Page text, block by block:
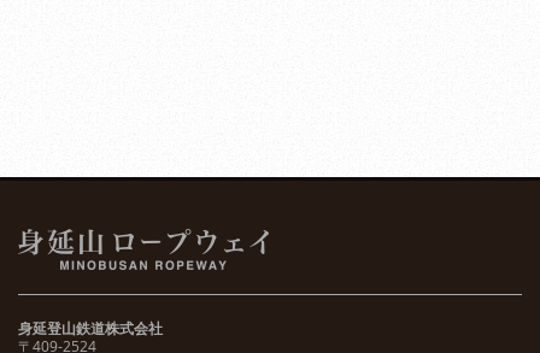
身延登山鉄道株式会社
〒409-2524